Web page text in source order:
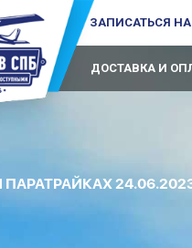
ЗАПИСАТЬСЯ
ДОСТАВКА И